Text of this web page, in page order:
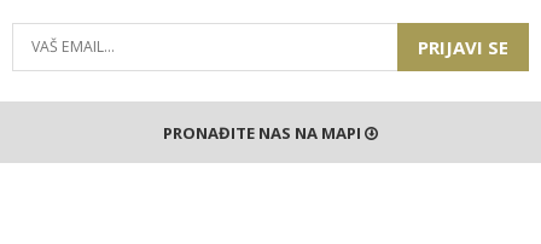
PRIJAVI SE
PRONAĐITE NAS NA MAPI